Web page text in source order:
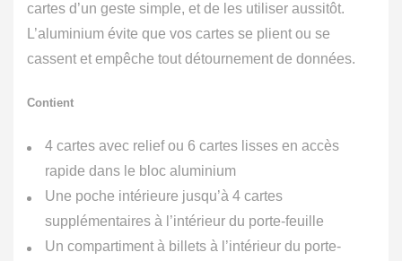
cartes d’un geste simple, et de les utiliser aussitôt.
L’aluminium évite que vos cartes se plient ou se
cassent et empêche tout détournement de données.
Contient
4 cartes avec relief ou 6 cartes lisses en accès
rapide dans le bloc aluminium
Une poche intérieure jusqu’à 4 cartes
supplémentaires à l’intérieur du porte-feuille
Un compartiment à billets à l’intérieur du porte-